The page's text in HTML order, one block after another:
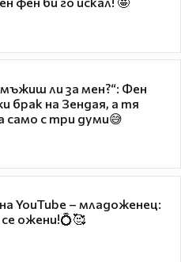
ли за мен?“: Фен
брак на Зендая, а тя
само с три думи😅
YouTube – младоженец:
ожени!💍🥰